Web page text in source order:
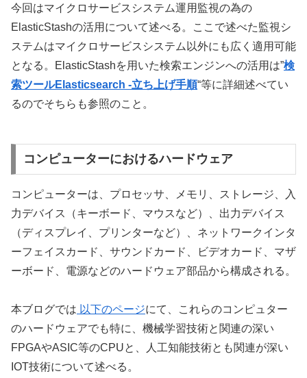
今回はマイクロサービスシステム運用監視の為の
ElasticStashの活用について述べる。ここで述べた監視シ
ステムはマイクロサービスシステム以外にも広く適用可能
となる。ElasticStashを用いた検索エンジンへの活用は”検
索ツールElasticsearch -立ち上げ手順“等に詳細述べてい
るのでそちらも参照のこと。
コンピューターにおけるハードウェア
コンピューターは、プロセッサ、メモリ、ストレージ、入
力デバイス（キーボード、マウスなど）、出力デバイス
（ディスプレイ、プリンターなど）、ネットワークインタ
ーフェイスカード、サウンドカード、ビデオカード、マザ
ーボード、電源などのハードウェア部品から構成される。
本ブログでは 以下のページにて、これらのコンピュター
のハードウェアでも特に、機械学習技術と関連の深い
FPGAやASIC等のCPUと、人工知能技術とも関連が深い
IOT技術について述べる。